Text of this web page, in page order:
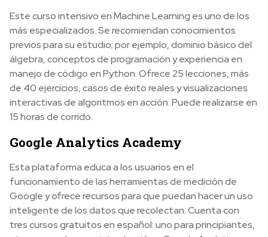
Este curso intensivo en Machine Learning es uno de los
más especializados. Se recomiendan conocimientos
previos para su estudio; por ejemplo, dominio básico del
álgebra, conceptos de programación y experiencia en
manejo de código en Python. Ofrece 25 lecciones, más
de 40 ejercicios, casos de éxito reales y visualizaciones
interactivas de algoritmos en acción. Puede realizarse en
15 horas de corrido.
Google Analytics Academy
Esta plataforma educa a los usuarios en el
funcionamiento de las herramientas de medición de
Google y ofrece recursos para que puedan hacer un uso
inteligente de los datos que recolectan. Cuenta con
tres cursos gratuitos en español: uno para principiantes,